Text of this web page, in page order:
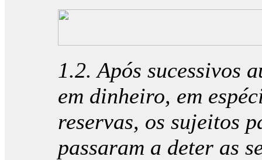
1.2. Após sucessivos
em dinheiro, em
reservas, os sujeitos
passaram a deter as